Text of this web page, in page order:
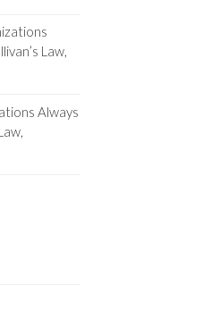
Law,
Always